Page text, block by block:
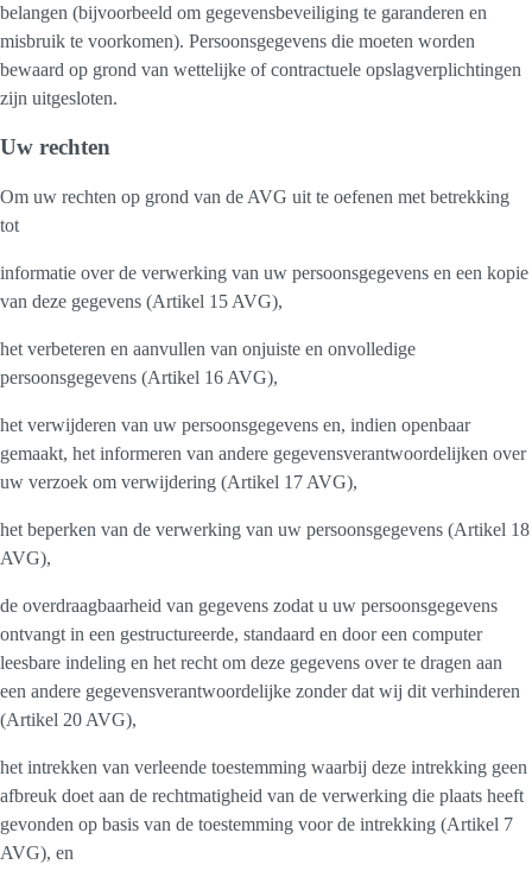
belangen (bijvoorbeeld om gegevensbeveiliging te garanderen en
misbruik te voorkomen). Persoonsgegevens die moeten worden
bewaard op grond van wettelijke of contractuele opslagverplichtingen
zijn uitgesloten.
Uw rechten
Om uw rechten op grond van de AVG uit te oefenen met betrekking
tot
informatie over de verwerking van uw persoonsgegevens en een kopie
van deze gegevens (Artikel 15 AVG),
het verbeteren en aanvullen van onjuiste en onvolledige
persoonsgegevens (Artikel 16 AVG),
het verwijderen van uw persoonsgegevens en, indien openbaar
gemaakt, het informeren van andere gegevensverantwoordelijken over
uw verzoek om verwijdering (Artikel 17 AVG),
het beperken van de verwerking van uw persoonsgegevens (Artikel 18
AVG),
de overdraagbaarheid van gegevens zodat u uw persoonsgegevens
ontvangt in een gestructureerde, standaard en door een computer
leesbare indeling en het recht om deze gegevens over te dragen aan
een andere gegevensverantwoordelijke zonder dat wij dit verhinderen
(Artikel 20 AVG),
het intrekken van verleende toestemming waarbij deze intrekking geen
afbreuk doet aan de rechtmatigheid van de verwerking die plaats heeft
gevonden op basis van de toestemming voor de intrekking (Artikel 7
AVG), en